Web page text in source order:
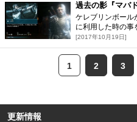
過去の影『マバ
ケレブリンボール
に利用した時の事
[2017年10月19日]
1 2 3
更新情報